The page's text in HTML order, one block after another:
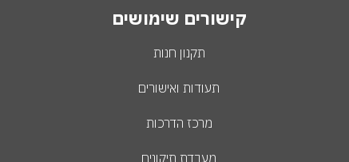
קישורים שימושים
תקנון חנות
תעודות ואישורים
מרכז הדרכות
מעבדת תיקונים